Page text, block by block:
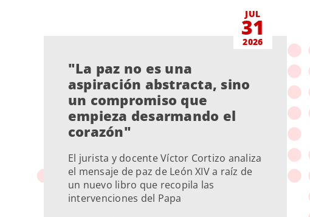
JUL
31
2026
"La paz no es una
aspiración abstracta, sino
un compromiso que
empieza desarmando el
corazón"
El jurista y docente Víctor Cortizo analiza
el mensaje de paz de León XIV a raíz de
un nuevo libro que recopila las
intervenciones del Papa